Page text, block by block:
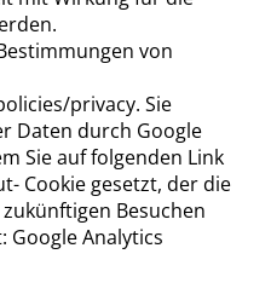
von
privacy. Sie
Daten durch Google
Sie auf folgenden Link
Cookie gesetzt, der die
Besuchen
Google Analytics